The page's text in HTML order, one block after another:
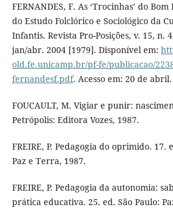
FERNANDES, F. As ‘Trocinhas’ do
do Estudo Folclórico e Sociológico da
Infantis. Revista Pro-Posições, v. 15, n.
jan/abr. 2004 [1979]. Disponível em:
old.fe.unicamp.br/pf-fe/publicacao/
fernandesf.pdf. Acesso em: 20 de
FOUCAULT, M. Vigiar e punir:
Petrópolis: Editora Vozes, 1987.
FREIRE, P. Pedagogia do oprimido. 17.
Paz e Terra, 1987.
FREIRE, P. Pedagogia da autonomia:
prática educativa. 25. ed. São Paulo: